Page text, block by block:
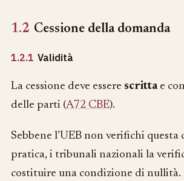
1.2 Cessione della domanda
1.2.1 Validità
La cessione deve essere scrittae
delle parti (A72 CBE).
Sebbene l’UEB non verifichi
pratica, i tribunali nazionali la
costituire una condizione di nullità.